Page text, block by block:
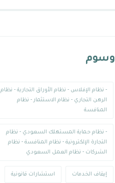
وسوم
- نظام الإفلاس - نظام الأوراق التجارية - نظام
الرهن التجاري - نظام الاستثمار - نظام
المنافسة
- نظام حماية المستهلك السعودي - نظام
التجارة الإلكترونية - نظام المنافسة - نظام
الشركات - نظام العمل السعودي
إيقاف الخدمات استشارات قانونية